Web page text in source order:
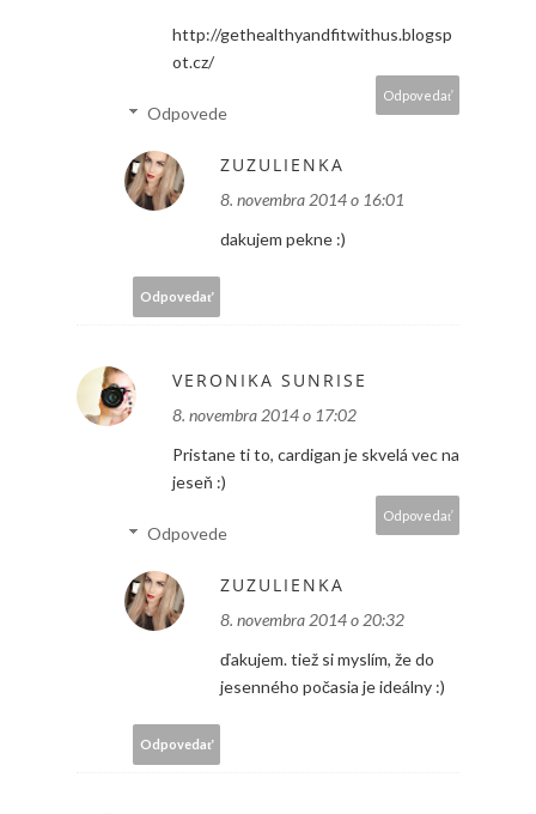
http://gethealthyandfitwithus.blogsp
ot.cz/
Odpovedať
Odpovede
ZUZULIENKA
8. novembra 2014 o 16:01
dakujem pekne :)
Odpovedať
VERONIKA SUNRISE
8. novembra 2014 o 17:02
Pristane ti to, cardigan je skvelá vec na
jeseň :)
Odpovedať
Odpovede
ZUZULIENKA
8. novembra 2014 o 20:32
ďakujem. tiež si myslím, že do
jesenného počasia je ideálny :)
Odpovedať